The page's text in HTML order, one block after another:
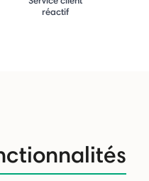
réactif